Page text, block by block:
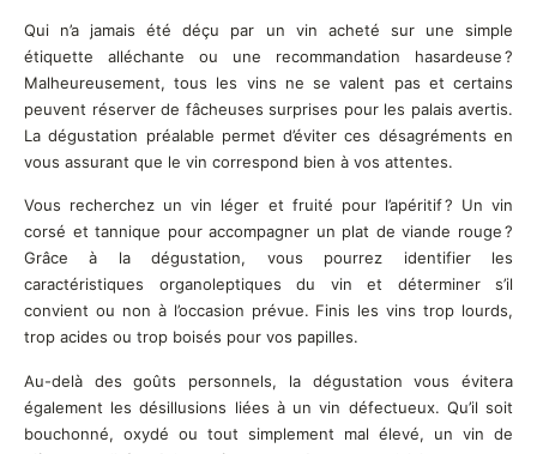
Qui n’a jamais été déçu par un vin acheté sur une simple
étiquette alléchante ou une recommandation hasardeuse ?
Malheureusement, tous les vins ne se valent pas et certains
peuvent réserver de fâcheuses surprises pour les palais avertis.
La dégustation préalable permet d’éviter ces désagréments en
vous assurant que le vin correspond bien à vos attentes.
Vous recherchez un vin léger et fruité pour l’apéritif ? Un vin
corsé et tannique pour accompagner un plat de viande rouge ?
Grâce à la dégustation, vous pourrez identifier les
caractéristiques organoleptiques du vin et déterminer s’il
convient ou non à l’occasion prévue. Finis les vins trop lourds,
trop acides ou trop boisés pour vos papilles.
Au-delà des goûts personnels, la dégustation vous évitera
également les désillusions liées à un vin défectueux. Qu’il soit
bouchonné, oxydé ou tout simplement mal élevé, un vin de